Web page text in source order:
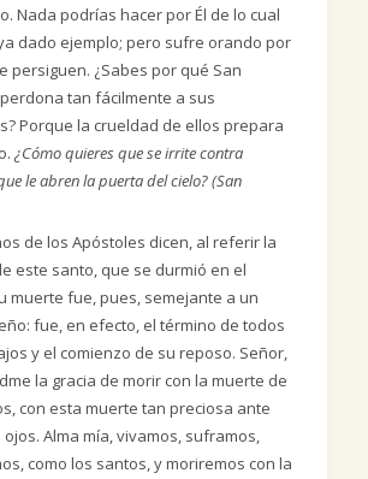
Nada podrías hacer por Él de lo cual
dado ejemplo; pero sufre orando por
persiguen. ¿Sabes por qué San
tan fácilmente a sus
Porque la crueldad de ellos prepara
¿Cómo quieres que se irrite contra
le abren la puerta del cielo? (San
de los Apóstoles dicen, al referir la
este santo, que se durmió en el
muerte fue, pues, semejante a un
fue, en efecto, el término de todos
y el comienzo de su reposo. Señor,
la gracia de morir con la muerte de
con esta muerte tan preciosa ante
Alma mía, vivamos, suframos,
como los santos, y moriremos con la